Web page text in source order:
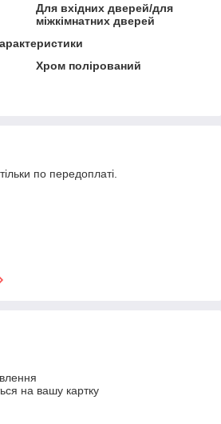
Для вхідних дверей/для
міжкімнатних дверей
Хром полірований
по передоплаті.
на вашу картку